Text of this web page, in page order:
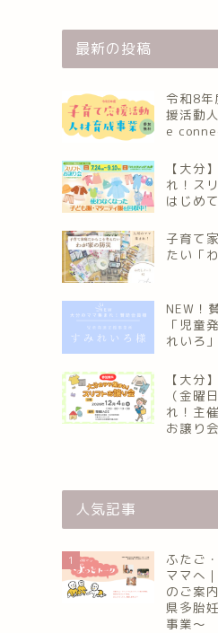
最新の投稿
令和8年
援活動
e
【大分
れ！ス
はじめ
子育て
たい「
NEW！
「児童
れいろ
【大分
（金曜
れ！主
お譲り
人気記事
1
ふたご
ママへ
のご案
県多胎
事業～